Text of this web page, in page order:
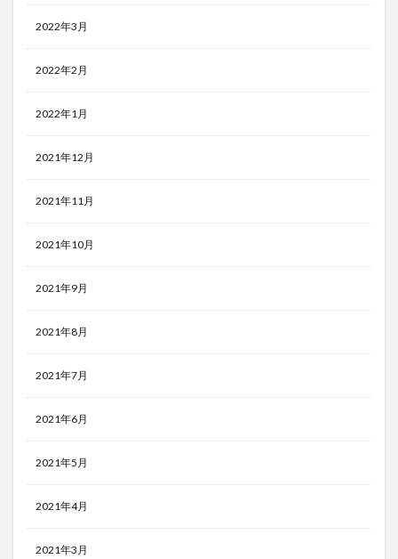
2022年3月
2022年2月
2022年1月
2021年12月
2021年11月
2021年10月
2021年9月
2021年8月
2021年7月
2021年6月
2021年5月
2021年4月
2021年3月